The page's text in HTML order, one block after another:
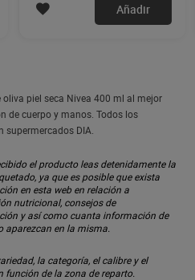
Añadir
piel seca Nivea 400 ml al mejor
de cuerpo y manos. Todos los
DIA.
el producto leas detenidamente la
ya que es posible que exista
en esta web en relación a
nutricional, consejos de
y así como cuanta información de
en la misma.
la categoría, el calibre y el
función de la zona de reparto.